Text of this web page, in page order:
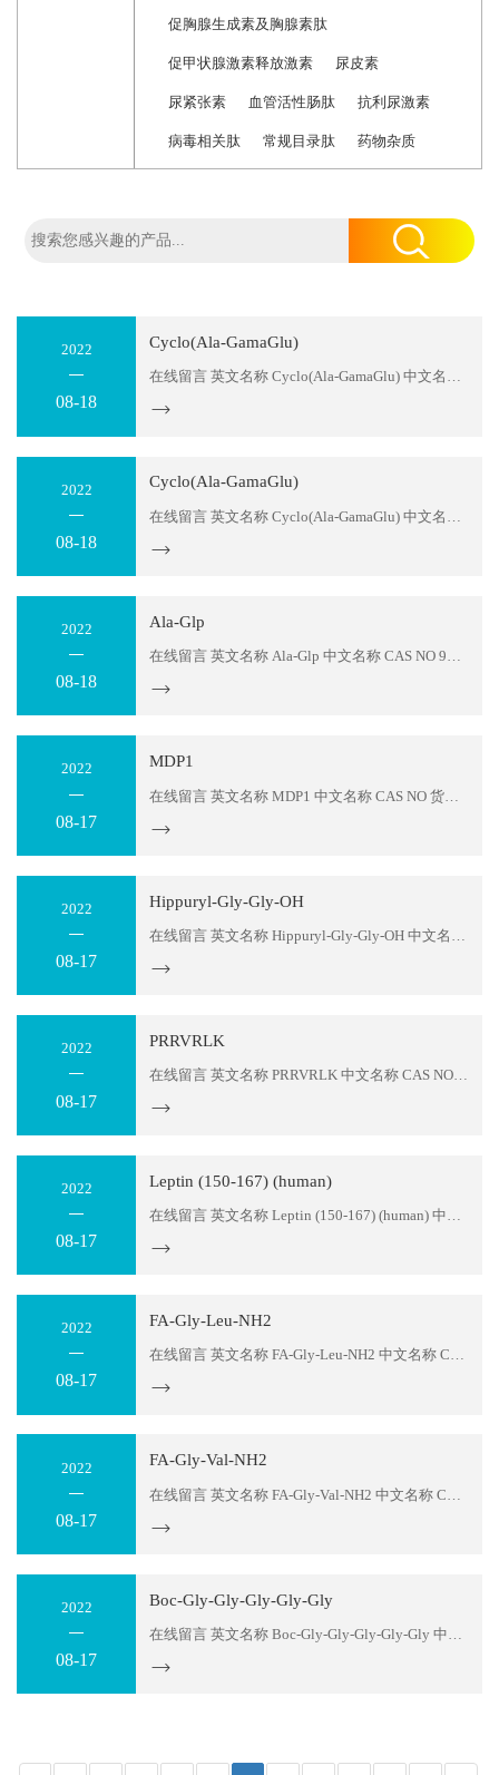
促胸腺生成素及胸腺素肽
促甲状腺激素释放激素 尿皮素
尿紧张素 血管活性肠肽 抗利尿激素
病毒相关肽 常规目录肽 药物杂质
2022
08-18
Cyclo(Ala-GamaGlu)
在线留言 英文名称 Cyclo(Ala-GamaGlu) 中文名称 CAS NO 货号 605347 序列 Cyclo(Ala-GamaGlu) 分子式 C8H12N2O4 分子量 200.2 存储温度 2-8℃ 纯度 ≥95% or 98% 包装 1mg；5mg；10mg；50mg；100mg,1g or according to customers detail requirement....
2022
08-18
Cyclo(Ala-GamaGlu)
2022
08-18
Ala-Glp
在线留言 英文名称 Ala-Glp 中文名称 CAS NO 97998-65-7 货号 605346 序列 Ala-Glp 分子式 C8H12N2O4 分子量 200.2 存储温度 2-8℃ 纯度 ≥95% or 98% 包装 1mg；5mg；10mg；50mg；100mg,1g or according to customers detail requirement....
2022
08-17
MDP1
2022
08-17
Hippuryl-Gly-Gly-OH
在线留言 英文名称 Hippuryl-Gly-Gly-OH 中文名称 CAS NO 31384-90-4 货号 605344 序列 Hippuryl-Gly-Gly 分子式 C13H15N3O5 分子量 293.3 存储温度 2-8℃ 纯度 ≥95% or 98% 包装 1mg；5mg；10mg；50mg；100mg,1g or according to customers detail requirement....
2022
08-17
PRRVRLK
在线留言 英文名称 PRRVRLK 中文名称 CAS NO 2088834-66-4 货号 605343 序列 Pro-Arg-Arg-Val-Arg-Leu-Lys 分子式 C40H77N17O8 分子量 924.2 存储温度 2-8℃ 纯度 ≥95% or 98% 包装 1mg；5mg；10mg；50mg；100mg,1g or according to customers detail requirement....
2022
08-17
Leptin (150-167) (human)
2022
08-17
FA-Gly-Leu-NH2
在线留言 英文名称 FA-Gly-Leu-NH2 中文名称 CAS NO 26400-33-9 货号 605341 序列 FA-Gly-Leu-NH2 分子式 C15H21N3O4 分子量 307.3 存储温度 2-8℃ 纯度 ≥95% or 98% 包装 1mg；5mg；10mg；50mg；100mg,1g or according to customers detail requirement....
2022
08-17
FA-Gly-Val-NH2
2022
08-17
Boc-Gly-Gly-Gly-Gly-Gly
在线留言 英文名称 Boc-Gly-Gly-Gly-Gly-Gly 中文名称 CAS NO 330807-97-1 货号 605339 序列 Boc-GGGGG 分子式 C15H25N5O8 分子量 403.4 存储温度 2-8℃ 纯度 ≥95% or 98% 包装 1mg；5mg；10mg；50mg；100mg,1g or according to customers detail requirement....